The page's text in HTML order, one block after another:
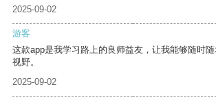
2025-09-02
游客
这款app是我学习路上的良师益友，让我能够随时
视野。
2025-09-02